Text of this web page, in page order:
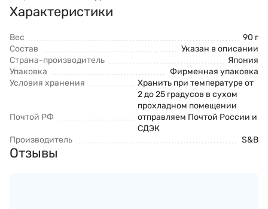
Характеристики
Вес
90 г
Состав
Указан в описании
Страна-производитель
Япония
Упаковка
Фирменная упаковка
Условия хранения
Хранить при температуре от
2 до 25 градусов в сухом
прохладном помещении
Почтой РФ
отправляем Почтой России и
СДЭК
Производитель
S&B
Отзывы